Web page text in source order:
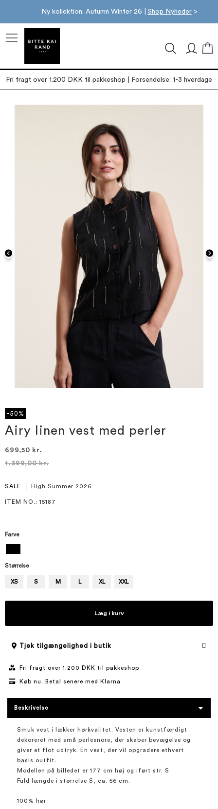
Ny kollektion: Autumn Winter 26 | Shop Nyheder>
Fri fragt over 1.200 DKK til pakkeshop | Forsendelse: 1-3 hverdage
starten
af
billedgalleriet
-50%
Airy linen vest med perler
699,50 kr.
1.399,00 kr.
SALE High Summer 2026
ITEM NO. : 15187
Farve
Størrelse
XS S M L XL XXL
Læg i kurv
Tjek tilgængelighed i butik
Fri fragt over 1.200 DKK til pakkeshop
Køb nu. Betal senere med Klarna
Beskrivelse
Smuk vest i lækker hørkvalitet. Vesten er kunstfærdigt
dekoreret med små perlesnore, der skaber bevægelse og
giver et flot udtryk. En vest, der vil opgradere ethvert
basis outfit.
Modellen på billedet er 177 cm høj og iført str. S
Fuld længde i størrelse S, ca. 56 cm.
100% hør